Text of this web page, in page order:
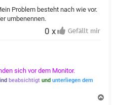
Problem besteht nach wie vor.
umbenennen.
0 x
sich vor dem Monitor.
beabsichtigt und unterliegen dem